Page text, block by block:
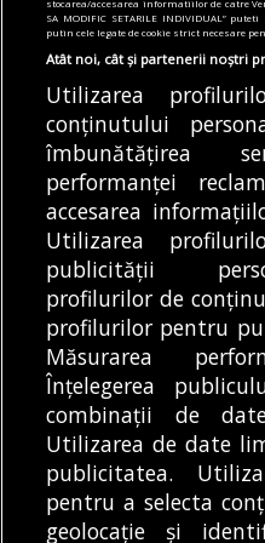
valorează
05/08/2026
Articole Știri
Noi întreruperi
și Giurgiu.
transmite lista
afectate
MODIFICĂ
© Copyright 2025
Găzduit de
Despre
Noi
Media
Kit
Politică
SA MODIFIC SETARILE INDIVIDUAL”
putin cele legate de cookie strict necesare
Atât noi, cât și partenerii noștri
Utilizarea
conținutului
îmbunătățirea
performanței
accesarea
Utilizarea
publicității
profilurilor de
profilurilor pentru
Măsurarea
Înțelegerea
combinații de
Utilizarea de date
publicitatea.
pentru a selecta
geolocație și